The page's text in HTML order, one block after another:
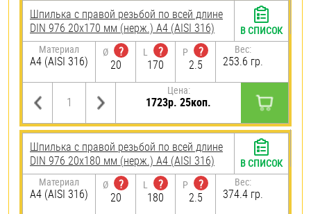
Шпилька с правой резьбой по всей длине
DIN 976 20х170 мм (нерж.) A4 (AISI 316)
Материал
A4 (AISI 316)
Ø
?
20
L
?
170
P
?
2.5
Вес:
253.6 гр.
Цена:
1723р. 25коп.
В СПИСОК
Шпилька с правой резьбой по всей длине
DIN 976 20х180 мм (нерж.) A4 (AISI 316)
Материал
A4 (AISI 316)
Ø
?
20
L
?
180
P
?
2.5
Вес:
374.4 гр.
В СПИСОК